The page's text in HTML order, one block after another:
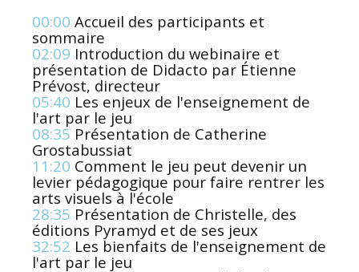
00:00 Accueil des participants et
sommaire
02:09 Introduction du webinaire et
présentation de Didacto par Étienne
Prévost, directeur
05:40 Les enjeux de l'enseignement de
l'art par le jeu
08:35 Présentation de Catherine
Grostabussiat
11:20 Comment le jeu peut devenir un
levier pédagogique pour faire rentrer les
arts visuels à l'école
28:35 Présentation de Christelle, des
éditions Pyramyd et de ses jeux
32:52 Les bienfaits de l'enseignement de
l'art par le jeu